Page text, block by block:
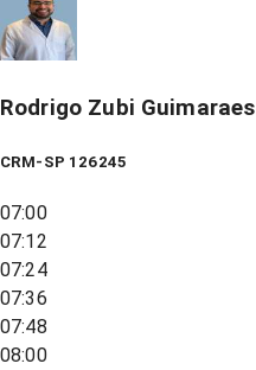
Rodrigo Zubi Guimaraes
CRM-SP 126245
07:00
07:12
07:24
07:36
07:48
08:00